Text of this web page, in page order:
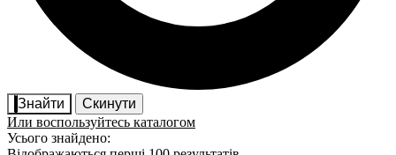
Знайти
Скинути
Или воспользуйтесь каталогом
Усього знайдено: